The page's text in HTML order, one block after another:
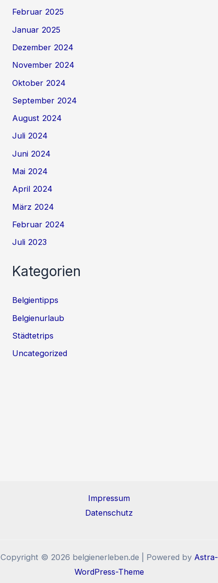
Februar 2025
Januar 2025
Dezember 2024
November 2024
Oktober 2024
September 2024
August 2024
Juli 2024
Juni 2024
Mai 2024
April 2024
März 2024
Februar 2024
Juli 2023
Kategorien
Belgientipps
Belgienurlaub
Städtetrips
Uncategorized
Impressum
Datenschutz
Copyright © 2026 belgienerleben.de | Powered by Astra-
WordPress-Theme